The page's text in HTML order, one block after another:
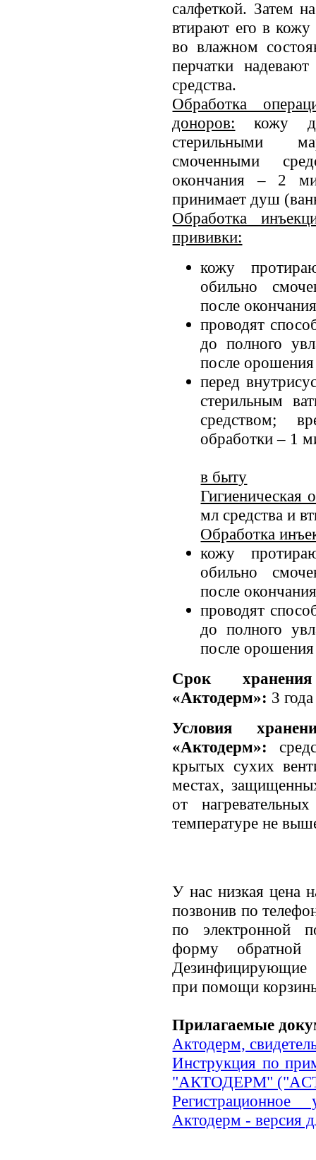
салфеткой. Затем
втирают его в
во влажном
перчатки
средства.
Обработка
доноров: кожу
стерильными
смоченными
окончания – 2
принимает душ
Обработка
прививки:
кожу
обильно
после
проводят
до полного
после
перед
стерильным
средством;
обработки – 1
в быту
Гигиеническая
мл средства и
Обработка
кожу
обильно
после
проводят
до полного
после
Срок хранения
«Актодерм»: 3 года
Условия
«Актодерм»:
крытых сухих
местах,
от
температуре не
У нас низкая цена
позвонив по
по электронной
форму обратной
при помощи
Прилагаемые
Актодерм,
Инструкция по
"АКТОДЕРМ"
Актодерм - версия